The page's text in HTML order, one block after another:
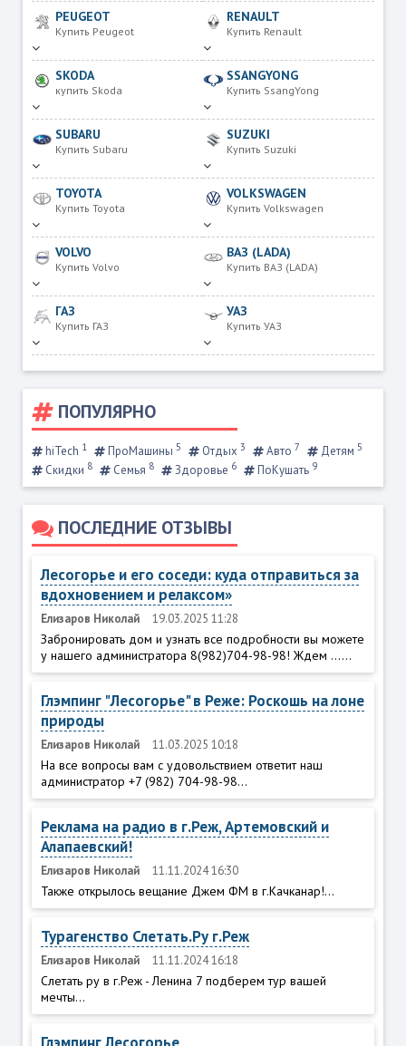
PEUGEOT
Купить Peugeot
RENAULT
Купить Renault
SKODA
купить Skoda
SSANGYONG
Купить SsangYong
SUBARU
Купить Subaru
SUZUKI
Купить Suzuki
TOYOTA
Купить Toyota
VOLKSWAGEN
Купить Volkswagen
VOLVO
Купить Volvo
ВАЗ (LADA)
Купить ВАЗ (LADA)
ГАЗ
Купить ГАЗ
УАЗ
Купить УАЗ
ПОПУЛЯРНО
hiTech 1 ПроМашины 5 Отдых 3 Авто 7 Детям 5
Скидки 8 Семья 8 Здоровье 6 ПоКушать 9
ПОСЛЕДНИЕ ОТЗЫВЫ
Лесогорье и его соседи: куда отправиться за
вдохновением и релаксом»
Елизаров Николай 19.03.2025 11:28
Забронировать дом и узнать все подробности вы можете
у нашего администратора 8(982)704-98-98! Ждем ......
Глэмпинг "Лесогорье" в Реже: Роскошь на лоне
природы
Елизаров Николай 11.03.2025 10:18
На все вопросы вам с удовольствием ответит наш
администратор +7 (982) 704-98-98...
Реклама на радио в г.Реж, Артемовский и
Алапаевский!
Елизаров Николай 11.11.2024 16:30
Также открылось вещание Джем ФМ в г.Качканар!...
Турагенство Слетать.Ру г.Реж
Елизаров Николай 11.11.2024 16:18
Слетать ру в г.Реж - Ленина 7 подберем тур вашей
мечты...